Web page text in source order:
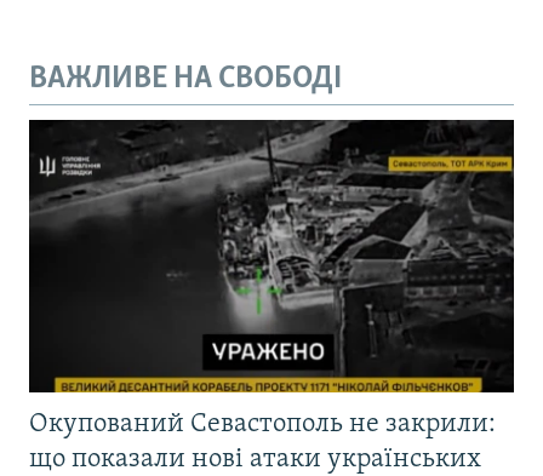
ВАЖЛИВЕ НА СВОБОДІ
Окупований Севастополь не закрили:
що показали нові атаки українських